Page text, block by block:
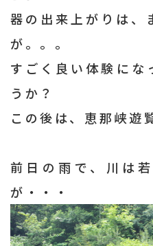
器の出来上がりは、
が。。。
すごく良い体験にな
うか？
この後は、恵那峡遊
前日の雨で、川は
が・・・